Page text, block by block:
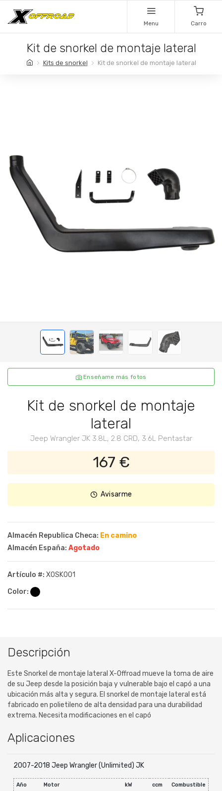
Menu Carro
Kit de snorkel de montaje lateral
Kits de snorkel Kit de snorkel de montaje lateral
Enseñame más fotos
Kit de snorkel de montaje
lateral
Jeep Wrangler JK 3.8L, 2.8 CRD, 3.6L Pentastar
167 €
Avisarme
Almacén Republica Checa: En camino
Almacén España: Agotado
Artículo #: XOSK001
Color:
Descripción
Este Snorkel de montaje lateral X-Offroad mueve la toma de aire
de su Jeep desde la posición baja y vulnerable bajo el capó a una
ubicación más alta y segura. El snorkel de montaje lateral está
fabricado en polietileno de alta densidad para una durabilidad
extrema. Necesita modificaciones en el capó
Aplicaciones
2007-2018 Jeep Wrangler (Unlimited) JK
Año Motor kW ccm Combustible